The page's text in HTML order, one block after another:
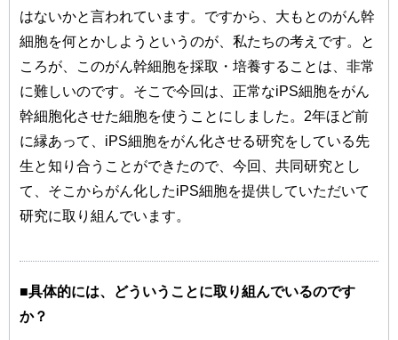
はないかと言われています。ですから、大もとのがん幹
細胞を何とかしようというのが、私たちの考えです。と
ころが、このがん幹細胞を採取・培養することは、非常
に難しいのです。そこで今回は、正常なiPS細胞をがん
幹細胞化させた細胞を使うことにしました。2年ほど前
に縁あって、iPS細胞をがん化させる研究をしている先
生と知り合うことができたので、今回、共同研究とし
て、そこからがん化したiPS細胞を提供していただいて
研究に取り組んでいます。
■具体的には、どういうことに取り組んでいるのです
か？